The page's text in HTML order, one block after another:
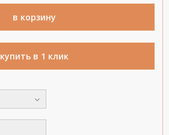
в корзину
купить в 1 клик